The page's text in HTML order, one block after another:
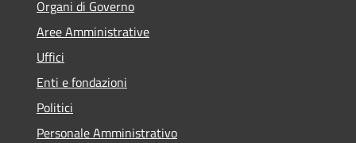
Organi di Governo
Aree Amministrative
Uffici
Enti e fondazioni
Politici
Personale Amministrativo